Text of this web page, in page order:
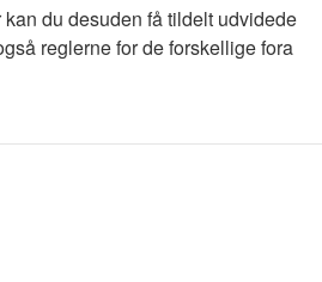
du desuden få tildelt udvidede
reglerne for de forskellige fora